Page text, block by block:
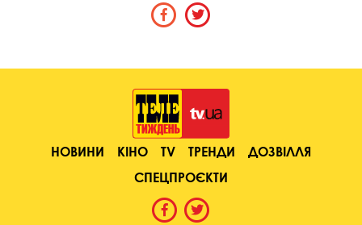
НОВИНИ КІНО TV ТРЕНДИ
ДОЗВІЛЛЯ
СПЕЦПРОЄКТИ